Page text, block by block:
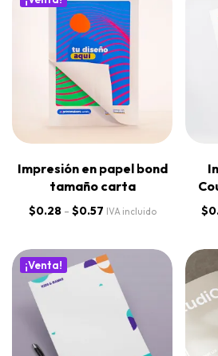
Impresión en papel bond
tamaño carta
$0.28 - $0.57 IVA incluido $
¡Venta!